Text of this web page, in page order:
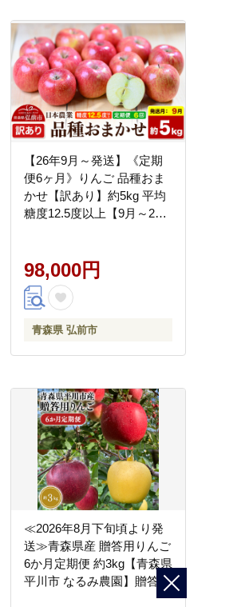
【26年9月～発送】《定期
便6ヶ月》りんご 品種おま
かせ【訳あり】約5kg 平均
糖度12.5度以上【9月～2
不揃い 規格外 [家庭用 産地
直送 アップル 青森県 弘前
市]
98,000円
青森県 弘前市
≪2026年8月下旬頃より発
送≫青森県産 贈答用りんご
6か月定期便 約3kg【青森県
平川市 なるみ農園】贈答
贈答規格 青森 青森県産 平